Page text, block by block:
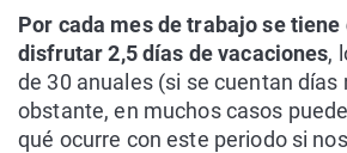
Por cada mes de trabajo se tiene
disfrutar 2,5 días de vacaciones,
de 30 anuales (si se cuentan días
obstante, en muchos casos
qué ocurre con este periodo si